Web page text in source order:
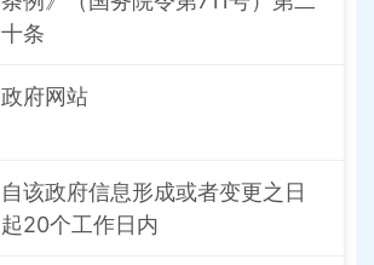
十条
政府网站
自该政府信息形成或者变更之日
起20个工作日内